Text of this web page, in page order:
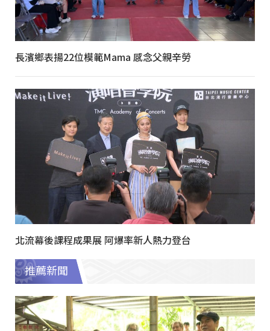
長濱鄉表揚22位模範Mama 感念父親辛勞
北流幕後課程成果展 阿爆率新人熱力登台
推薦新聞